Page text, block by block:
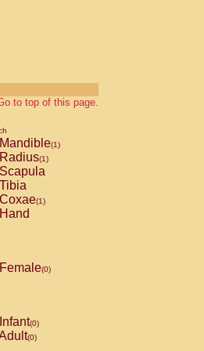
to top of this page.
Mandible(1)
Radius(1)
Scapula
Tibia
Coxae(1)
Hand
Female(0)
Infant(0)
(0)